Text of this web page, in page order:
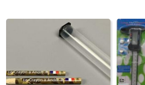
AS MOEDAS NÃO